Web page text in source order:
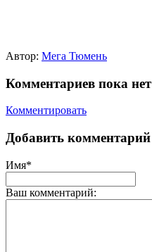
Автор: Мега Тюмень
Комментариев пока нет
Комментировать
Добавить комментарий
Имя*
Ваш комментарий: